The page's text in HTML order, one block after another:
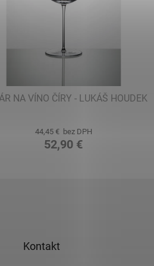
NA VÍNO ČÍRY - LUKÁŠ HOUDEK
44,45 € bez DPH
52,90 €
Kontakt